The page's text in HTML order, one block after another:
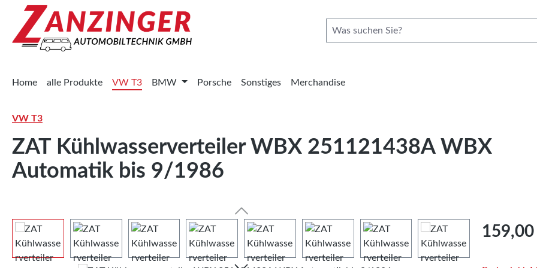
Hauptinhalt springen
Zur Suche springen
Zur Hauptnavigation springen
Home alle Produkte VW T3 BMW Porsche Sonstiges Merchandise
VW T3
ZAT Kühlwasserverteiler WBX 251121438A WBX
Automatik bis 9/1986
Bildergalerie überspringen Regulärer